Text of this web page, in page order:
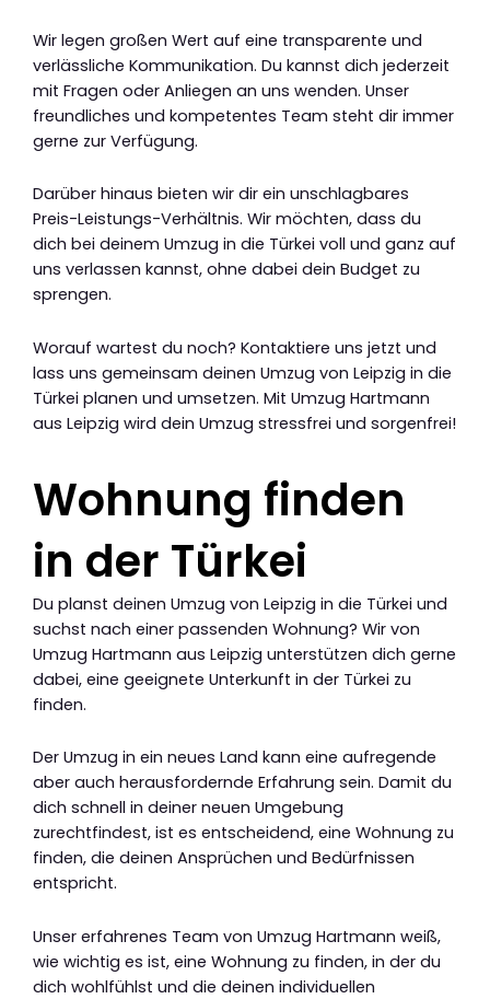
Wir legen großen Wert auf eine transparente und
verlässliche Kommunikation. Du kannst dich jederzeit
mit Fragen oder Anliegen an uns wenden. Unser
freundliches und kompetentes Team steht dir immer
gerne zur Verfügung.
Darüber hinaus bieten wir dir ein unschlagbares
Preis-Leistungs-Verhältnis. Wir möchten, dass du
dich bei deinem Umzug in die Türkei voll und ganz auf
uns verlassen kannst, ohne dabei dein Budget zu
sprengen.
Worauf wartest du noch? Kontaktiere uns jetzt und
lass uns gemeinsam deinen Umzug von Leipzig in die
Türkei planen und umsetzen. Mit Umzug Hartmann
aus Leipzig wird dein Umzug stressfrei und sorgenfrei!
Wohnung finden
in der Türkei
Du planst deinen Umzug von Leipzig in die Türkei und
suchst nach einer passenden Wohnung? Wir von
Umzug Hartmann aus Leipzig unterstützen dich gerne
dabei, eine geeignete Unterkunft in der Türkei zu
finden.
Der Umzug in ein neues Land kann eine aufregende
aber auch herausfordernde Erfahrung sein. Damit du
dich schnell in deiner neuen Umgebung
zurechtfindest, ist es entscheidend, eine Wohnung zu
finden, die deinen Ansprüchen und Bedürfnissen
entspricht.
Unser erfahrenes Team von Umzug Hartmann weiß,
wie wichtig es ist, eine Wohnung zu finden, in der du
dich wohlfühlst und die deinen individuellen